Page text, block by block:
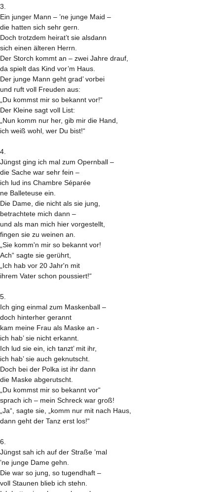
3.
Ein junger Mann – ’ne junge Maid –
die hatten sich sehr gern.
Doch trotzdem heirat’t sie alsdann
sich einen älteren Herrn.
Der Storch kommt an – zwei Jahre drauf,
da spielt das Kind vor’m Haus.
Der junge Mann geht grad’ vorbei
und ruft voll Freuden aus:
„Du kommst mir so bekannt vor!“
Der Kleine sagt voll List:
„Nun komm nur her, gib mir die Hand,
ich weiß wohl, wer Du bist!“
4.
Jüngst ging ich mal zum Opernball –
die Sache war sehr fein –
ich lud ins Chambre Séparée
ne Balleteuse ein.
Die Dame, die nicht als sie jung,
betrachtete mich dann –
und als man mich hier vorgestellt,
fingen sie zu weinen an.
„Sie komm'n mir so bekannt vor!
Ach“ sagte sie gerührt,
„Ich hab vor 20 Jahr'n mit
ihrem Vater schon poussiert!“
5.
Ich ging einmal zum Maskenball –
doch hinterher gerannt
kam meine Frau als Maske an -
ich hab’ sie nicht erkannt.
Ich lud sie ein, ich tanzt’ mit ihr,
ich hab’ sie auch geknutscht.
Doch bei der Polka ist ihr dann
die Maske abgerutscht.
„Du kommst mir so bekannt vor“
sprach ich – mein Schreck war groß!
„Ja“, sagte sie, „komm nur mit nach Haus,
dann geht der Tanz erst los!“
6.
Jüngst sah ich auf der Straße ’mal
’ne junge Dame gehn.
Die war so jung, so tugendhaft –
voll Staunen blieb ich stehn.